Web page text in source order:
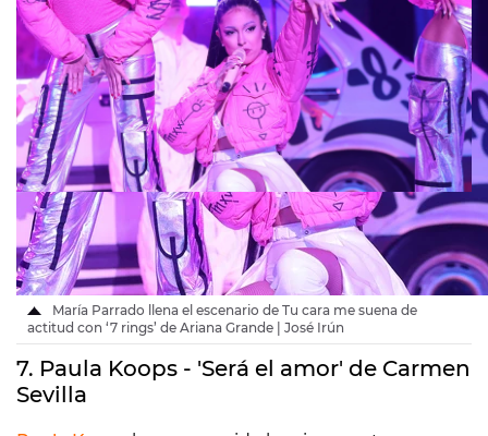
María Parrado llena el escenario de Tu cara me suena de
actitud con ‘7 rings’ de Ariana Grande | José Irún
7. Paula Koops - 'Será el amor' de Carmen
Sevilla